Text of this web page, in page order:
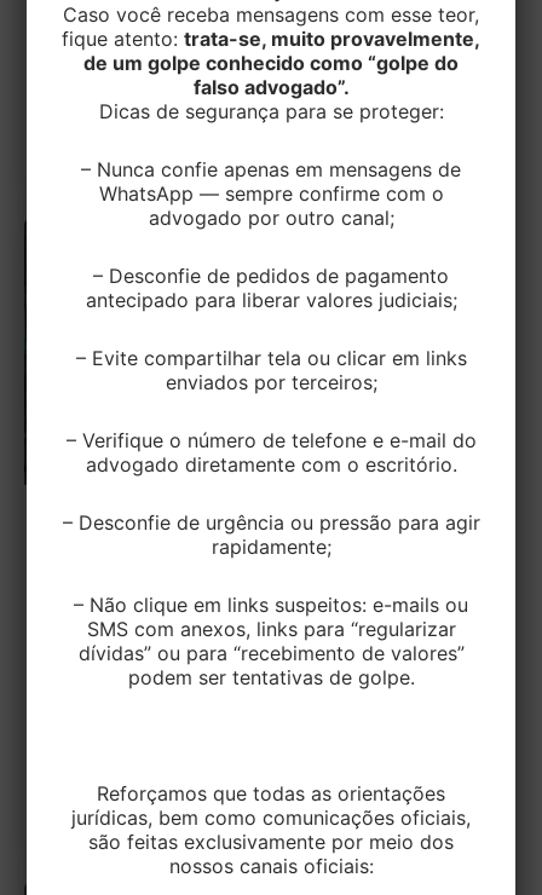
EditorEK /9 de janeiro de 2024
O Tribunal Regional do Trabalho da 4ª Região
negou provimento ao recurso de um cobrador de
TRABALHISTA
TST considera válido acordo que
reduziu salários de motoristas do grupo
de risco da COVID-19
4 de setembro de 2023
do grupo
Caso você receba mensagens com esse teor,
fique atento: trata-se, muito provavelmente,
de um golpe conhecido como “golpe do
falso advogado”.
Dicas de segurança para se proteger:
– Nunca confie apenas em mensagens de
WhatsApp — sempre confirme com o
advogado por outro canal;
– Desconfie de pedidos de pagamento
antecipado para liberar valores judiciais;
– Evite compartilhar tela ou clicar em links
enviados por terceiros;
– Verifique o número de telefone e e-mail do
advogado diretamente com o escritório.
– Desconfie de urgência ou pressão para agir
rapidamente;
– Não clique em links suspeitos: e-mails ou
SMS com anexos, links para “regularizar
dívidas” ou para “recebimento de valores”
podem ser tentativas de golpe.
Reforçamos que todas as orientações
jurídicas, bem como comunicações oficiais,
são feitas exclusivamente por meio dos
nossos canais oficiais: